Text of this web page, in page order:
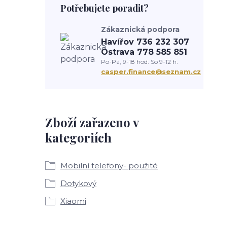
Zboží zařazeno v
kategoriích
Mobilní telefony- použité
Dotykový
Xiaomi
Potřebujete poradit?
Zákaznická podpora
Havířov 736 232 307
Ostrava 778 585 851
Po-Pá, 9-18 hod. So 9-12 h.
casper.finance@seznam.cz